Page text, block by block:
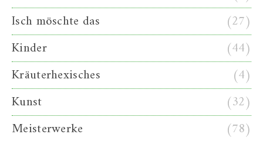
Isch möschte das
(27)
Kinder
(44)
Kräuterhexisches
(4)
Kunst
(32)
Meisterwerke
(78)